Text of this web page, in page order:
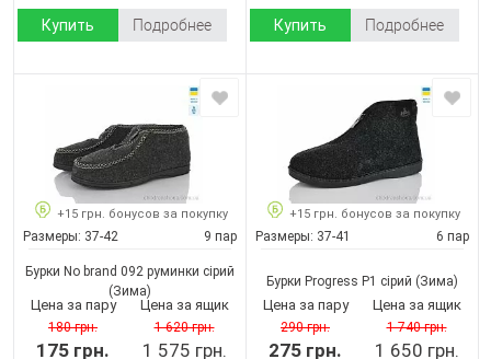
Купить Подробнее Купить Подробнее
+15 грн. бонусов за покупку
Размеры: 37-42 9 пар
Бурки No brand 092 руминки сірий
(Зима)
Цена за пару
180 грн.
175 грн.
Цена за ящик
1 620 грн.
1 575 грн.
+15 грн. бонусов за покупку
Размеры: 37-41 6 пар
Бурки Progress P1 сірий (Зима)
Цена за пару
290 грн.
275 грн.
Цена за ящик
1 740 грн.
1 650 грн.